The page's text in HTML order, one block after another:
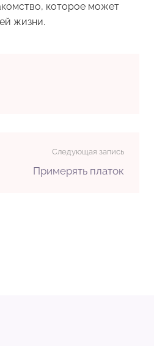
которое может
жизни.
Следующая запись
Примерять платок